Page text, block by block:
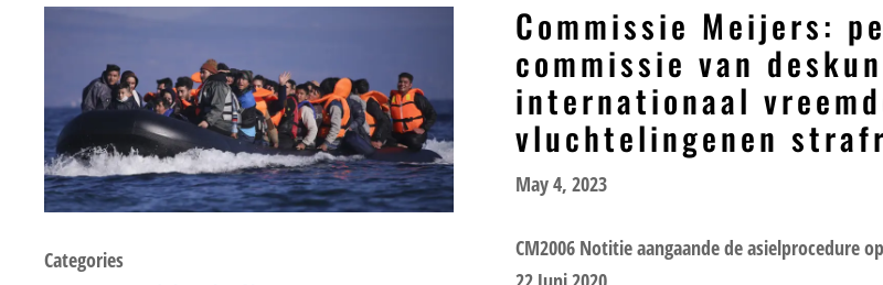
Categories
Commissie Meijers:
commissie van
internationaal
vluchtelingenen
May 4, 2023
CM2006 Notitie aangaande de asielprocedure